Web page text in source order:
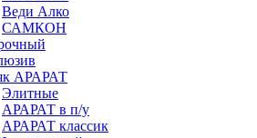
Веди Алко
САМКОН
АРАРАТ
Элитные
АРАРАТ в п/у
АРАРАТ классик